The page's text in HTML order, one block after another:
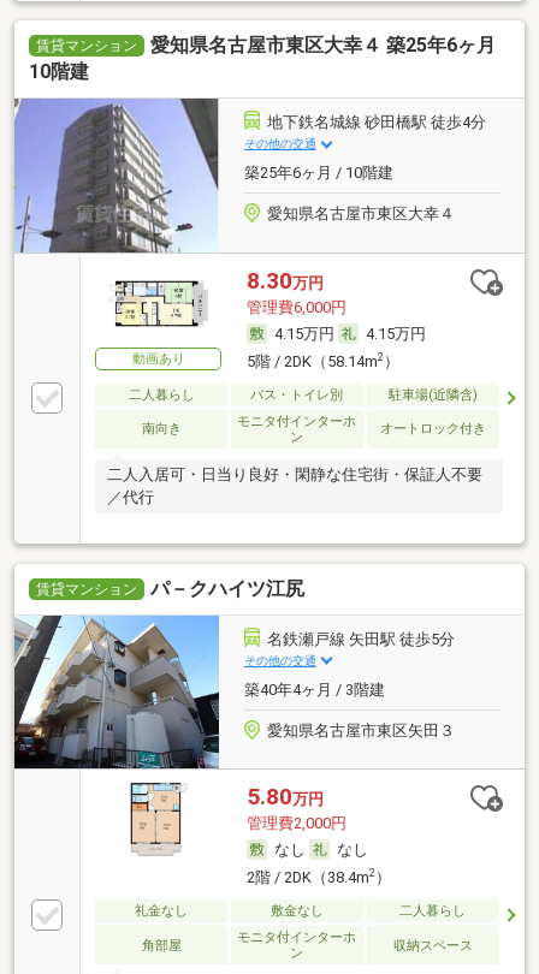
賃貸マンション
愛知県名古屋市東区大幸４ 築25年6ヶ月
10階建
地下鉄名城線 砂田橋駅 徒歩4分
その他の交通
築25年6ヶ月 / 10階建
愛知県名古屋市東区大幸４
動画あり
8.30万円
管理費6,000円
4.15万円
4.15万円
5階 / 2DK（58.14m2）
二人暮らし バス・トイレ別 駐車場(近隣含)
南向き
モニタ付インターホ
ン
オートロック付き
二人入居可・日当り良好・閑静な住宅街・保証人不要
／代行
賃貸マンション パ－クハイツ江尻
名鉄瀬戸線 矢田駅 徒歩5分
その他の交通
築40年4ヶ月 / 3階建
愛知県名古屋市東区矢田３
5.80万円
管理費2,000円
なし
なし
2階 / 2DK（38.4m2）
礼金なし 敷金なし 二人暮らし
角部屋
モニタ付インターホ
ン
収納スペース